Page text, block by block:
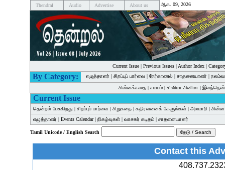
Thendral Audio Advertise About us ஆக. 09, 2026
Current Issue| Previous Issues| Author Index|
By Category: எழுத்தாளர் | சிறப்புப் பார்வை | நேர்காணல் | சாதனையாளர் |
சின்னக்கதை | சமயம் | சினிமா சினிமா |
Current Issue
தென்றல் பேசுகிறது | சிறப்புப் பார்வை | சிறுகதை | கதிரவனைக் கேளுங்கள் | அலமாரி |
எழுத்தாளர் | Events Calendar| நிகழ்வுகள் | வாசகர் கடிதம் | சாதனையாளர்
Tamil Unicode / English Search
Contact this